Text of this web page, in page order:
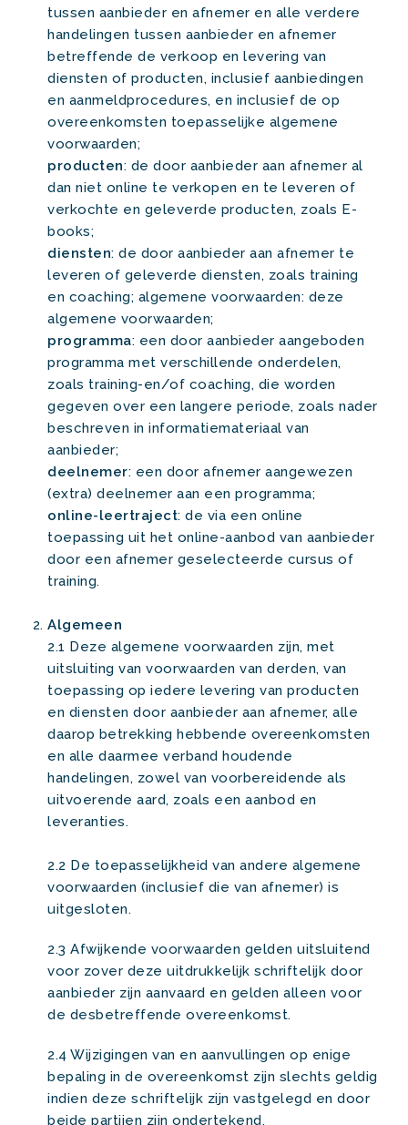
tussen aanbieder en afnemer en alle verdere
handelingen tussen aanbieder en afnemer
betreffende de verkoop en levering van
diensten of producten, inclusief aanbiedingen
en aanmeldprocedures, en inclusief de op
overeenkomsten toepasselijke algemene
voorwaarden;
producten: de door aanbieder aan afnemer al
dan niet online te verkopen en te leveren of
verkochte en geleverde producten, zoals E-
books;
diensten: de door aanbieder aan afnemer te
leveren of geleverde diensten, zoals training
en coaching; algemene voorwaarden: deze
algemene voorwaarden;
programma: een door aanbieder aangeboden
programma met verschillende onderdelen,
zoals training-en/of coaching, die worden
gegeven over een langere periode, zoals nader
beschreven in informatiemateriaal van
aanbieder;
deelnemer: een door afnemer aangewezen
(extra) deelnemer aan een programma;
online-leertraject: de via een online
toepassing uit het online-aanbod van aanbieder
door een afnemer geselecteerde cursus of
training.
Algemeen
2.1 Deze algemene voorwaarden zijn, met
uitsluiting van voorwaarden van derden, van
toepassing op iedere levering van producten
en diensten door aanbieder aan afnemer, alle
daarop betrekking hebbende overeenkomsten
en alle daarmee verband houdende
handelingen, zowel van voorbereidende als
uitvoerende aard, zoals een aanbod en
leveranties.
2.2 De toepasselijkheid van andere algemene
voorwaarden (inclusief die van afnemer) is
uitgesloten.
2.3 Afwijkende voorwaarden gelden uitsluitend
voor zover deze uitdrukkelijk schriftelijk door
aanbieder zijn aanvaard en gelden alleen voor
de desbetreffende overeenkomst.
2.4 Wijzigingen van en aanvullingen op enige
bepaling in de overeenkomst zijn slechts geldig
indien deze schriftelijk zijn vastgelegd en door
beide partijen zijn ondertekend.